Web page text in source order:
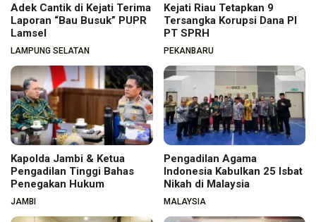
Adek Cantik di Kejati Terima
Laporan “Bau Busuk” PUPR
Lamsel
LAMPUNG SELATAN
Kejati Riau Tetapkan 9
Tersangka Korupsi Dana PI
PT SPRH
PEKANBARU
Kapolda Jambi & Ketua
Pengadilan Tinggi Bahas
Penegakan Hukum
JAMBI
Pengadilan Agama
Indonesia Kabulkan 25 Isbat
Nikah di Malaysia
MALAYSIA